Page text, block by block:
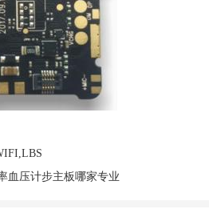
血压计步主板哪家专业